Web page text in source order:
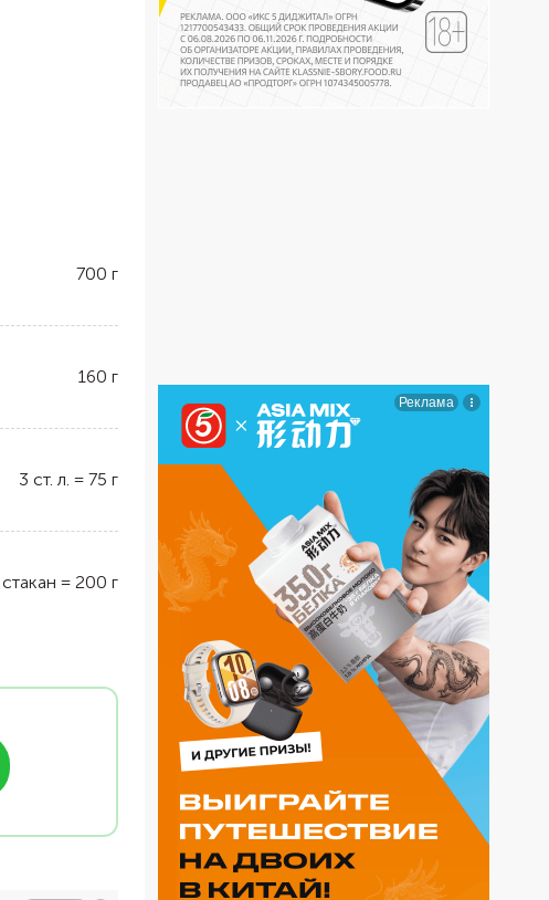
700 г
160 г
3 ст. л. = 75 г
стакан = 200 г